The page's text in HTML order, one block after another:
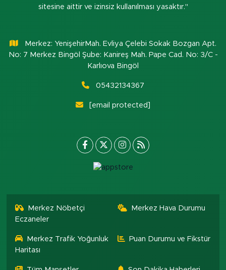
sitesine aittir ve izinsiz kullanılması yasaktır."
Merkez: YenişehirMah. Evliya Çelebi Sokak Bozgan Apt.
No: 7 Merkez Bingöl Şube: Kanireş Mah. Pape Cad. No: 3/C -
Karlıova Bingöl
05432134367
[email protected]
Merkez Nöbetçi
Eczaneler
Merkez Hava Durumu
Merkez Trafik Yoğunluk
Haritası
Puan Durumu ve Fikstür